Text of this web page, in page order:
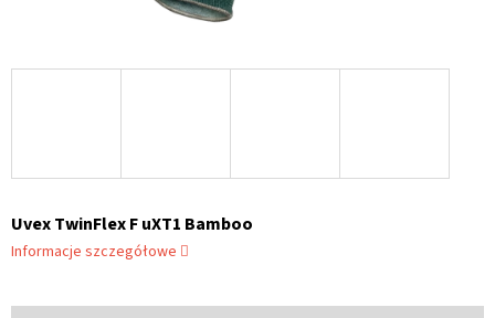
Uvex TwinFlex F uXT1 Bamboo
Informacje szczegółowe